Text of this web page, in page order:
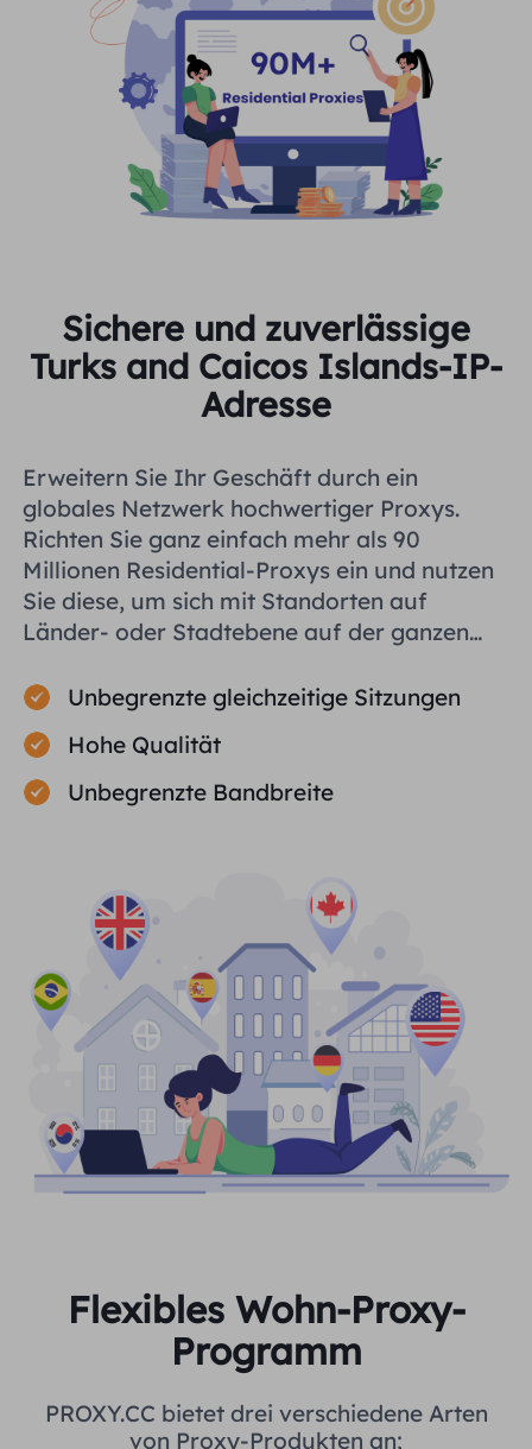
Sichere und zuverlässige
Turks and Caicos Islands-IP-
Adresse
Erweitern Sie Ihr Geschäft durch ein
globales Netzwerk hochwertiger Proxys.
Richten Sie ganz einfach mehr als 90
Millionen Residential-Proxys ein und nutzen
Sie diese, um sich mit Standorten auf
Länder- oder Stadtebene auf der ganzen
effizienten Erfassung öffentlicher Daten zu
helfen.
Unbegrenzte gleichzeitige Sitzungen
Hohe Qualität
Unbegrenzte Bandbreite
Flexibles Wohn-Proxy-
Programm
PROXY.CC bietet drei verschiedene Arten
von Proxy-Produkten an;